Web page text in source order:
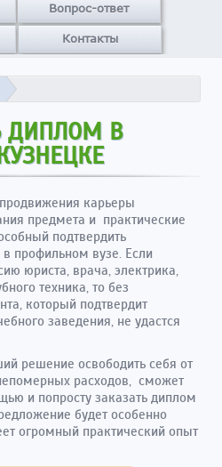
Вопрос-ответ
Контакты
ДИПЛОМ В
карьеры
предмета и практические
подтвердить
профильном вузе. Если
юриста, врача, электрика,
техника, то без
который подтвердит
заведения, не удастся
решение освободить себя от
расходов, сможет
и попросту заказать диплом
будет особенно
огромный практический опыт